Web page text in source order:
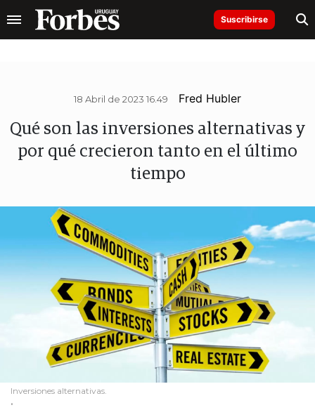
Suscribirse
18 Abril de 2023 16.49 Fred Hubler
Qué son las inversiones alternativas y
por qué crecieron tanto en el último
tiempo
Inversiones alternativas.
.